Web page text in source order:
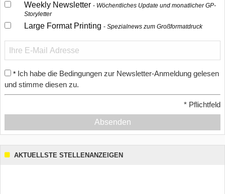
Weekly Newsletter
Wöchentliches Update und monatlicher GP-
Storyletter
Large Format Printing Spezialnews zum Großformatdruck
* Ich habe die Bedingungen zur Newsletter-Anmeldung gelesen
und stimme diesen zu.
* Pflichtfeld
Absenden
AKTUELLSTE STELLENANZEIGEN